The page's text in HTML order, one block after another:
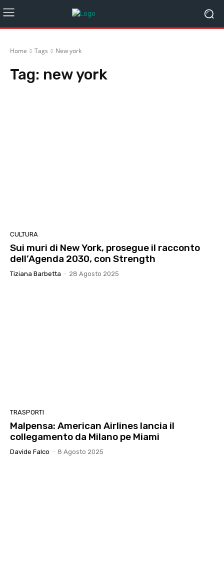
Home Tags New york
Tag: new york
CULTURA
Sui muri di New York, prosegue il racconto
dell’Agenda 2030, con Strength
Tiziana Barbetta - 28 Agosto 2025
TRASPORTI
Malpensa: American Airlines lancia il
collegamento da Milano pe Miami
Davide Falco - 8 Agosto 2025